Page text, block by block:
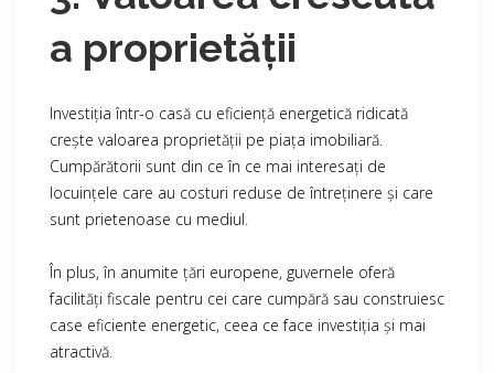
a proprietății
Investiția într-o casă cu eficiență energetică ridicată
crește valoarea proprietății pe piața imobiliară.
Cumpărătorii sunt din ce în ce mai interesați de
locuințele care au costuri reduse de întreținere și care
sunt prietenoase cu mediul.
În plus, în anumite țări europene, guvernele oferă
facilități fiscale pentru cei care cumpără sau construiesc
case eficiente energetic, ceea ce face investiția și mai
atractivă.